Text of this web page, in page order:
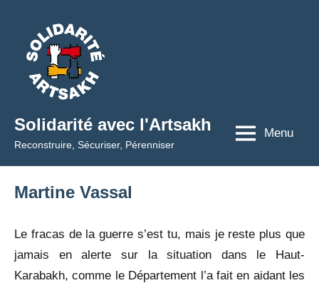
contenu
Solidarité avec l'Artsakh
Reconstruire, Sécuriser, Pérenniser
Menu
Martine Vassal
Le fracas de la guerre s’est tu, mais je reste plus que
jamais en alerte sur la situation dans le Haut-
Karabakh, comme le Département l’a fait en aidant les